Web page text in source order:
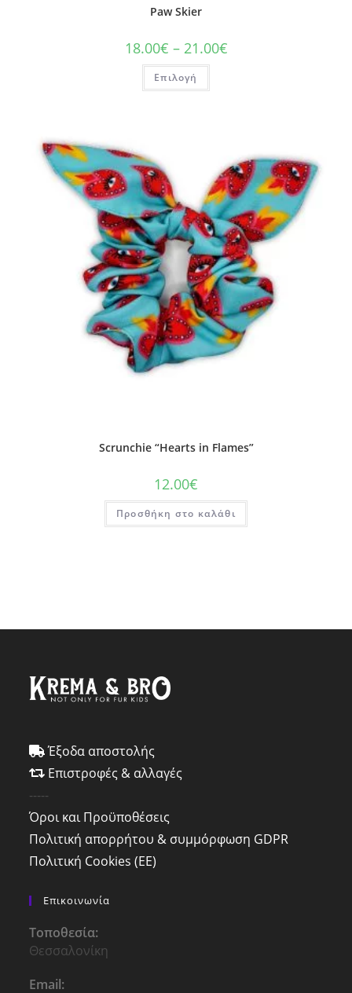
Paw Skier
18.00€ – 21.00€
Επιλογή
Scrunchie “Hearts in Flames”
12.00€
Προσθήκη στο καλάθι
Έξοδα αποστολής
Επιστροφές & αλλαγές
-----
Όροι και Προϋποθέσεις
Πολιτική απορρήτου & συμμόρφωση GDPR
Πολιτική Cookies (ΕΕ)
Επικοινωνία
Τοποθεσία:
Θεσσαλονίκη
Email: